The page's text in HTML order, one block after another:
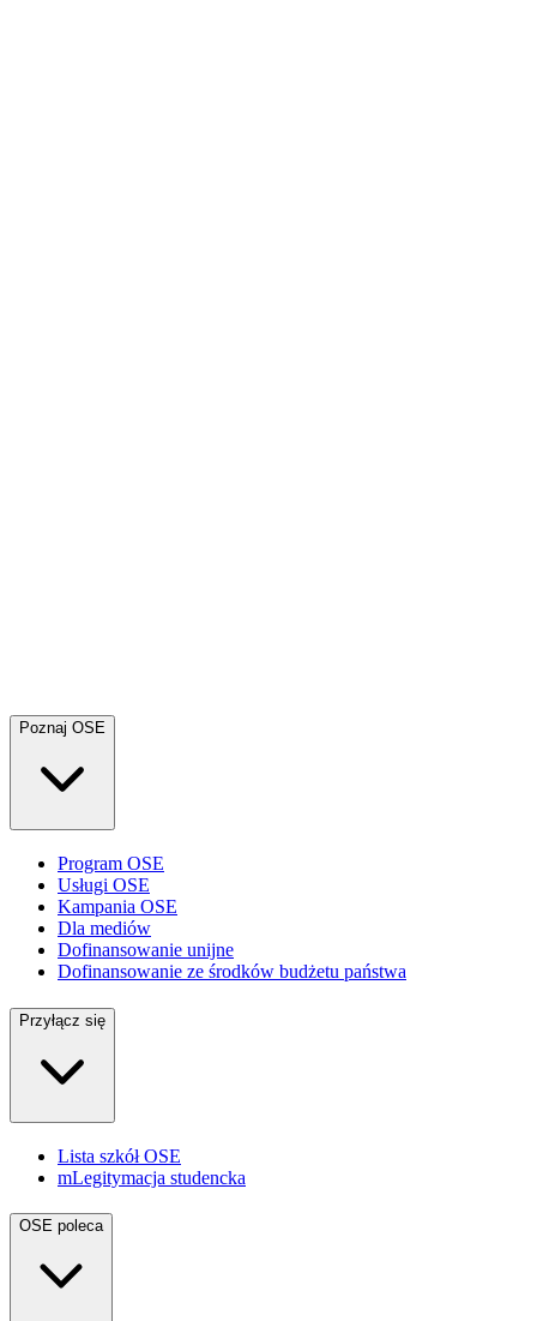
Poznaj OSE
Program OSE
Usługi OSE
Kampania OSE
Dla mediów
Dofinansowanie unijne
Dofinansowanie ze środków budżetu państwa
Przyłącz się
Lista szkół OSE
mLegitymacja studencka
OSE poleca